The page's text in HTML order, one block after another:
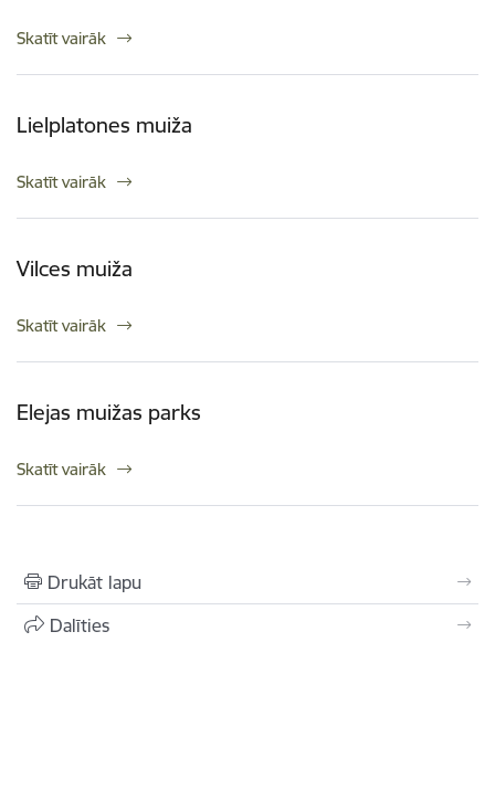
Skatīt vairāk
Lielplatones muiža
Skatīt vairāk
Vilces muiža
Skatīt vairāk
Elejas muižas parks
Skatīt vairāk
Drukāt lapu
Dalīties